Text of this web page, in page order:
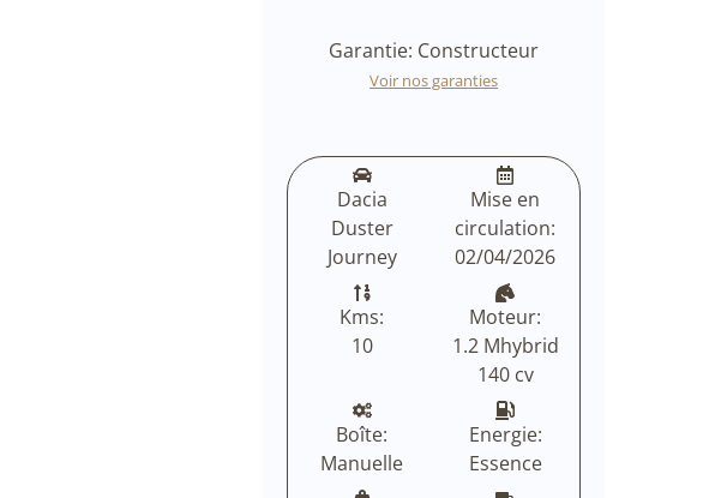
Garantie: Constructeur
Voir nos garanties
Dacia
Duster
Journey
Mise en
circulation:
02/04/2026
Kms:
10
Moteur:
1.2 Mhybrid
140 cv
Boîte:
Manuelle
Energie:
Essence